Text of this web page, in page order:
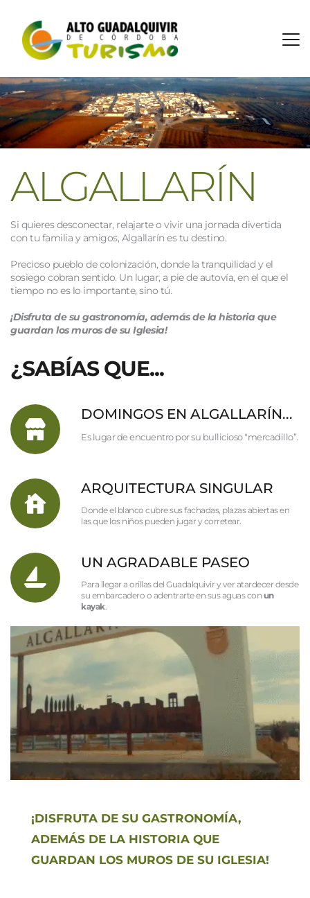
¡DISFRUTA DE SU GASTRONOMÍA,
ADEMÁS DE LA HISTORIA QUE
GUARDAN LOS MUROS DE SU IGLESIA!
ALGALLARÍN
Si quieres desconectar, relajarte o vivir una jornada divertida
con tu familia y amigos, Algallarín es tu destino.
Precioso pueblo de colonización, donde la tranquilidad y el
sosiego cobran sentido. Un lugar, a pie de autovía, en el que el
tiempo no es lo importante, sino tú.
¡Disfruta de su gastronomía, además de la historia que
guardan los muros de su Iglesia!
¿SABÍAS QUE...
DOMINGOS EN ALGALLARÍN...
Es lugar de encuentro por su bullicioso “mercadillo”.
ARQUITECTURA SINGULAR
Donde el blanco cubre sus fachadas, plazas abiertas en
las que los niños pueden jugar y corretear.
UN AGRADABLE PASEO
Para llegar a orillas del Guadalquivir y ver atardecer desde
su embarcadero o adentrarte en sus aguas con un
kayak.